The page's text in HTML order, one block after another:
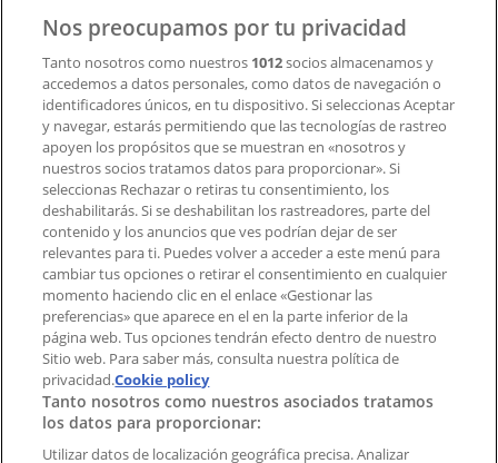
Contacto comercial y de marketing
Tienda mal colocada en el mapa
Notificar un folleto
¿Encontraste un problema en la web o en la
aplicación?
Índices
Marcas
Marcas locales
Negocios
Negocios cercanos
Productos
Productos locales
Nos preocupamos por tu privacidad
Tanto nosotros como nuestros 1012socios almacenamos y
accedemos a datos personales, como datos de navegación o
identificadores únicos, en tu dispositivo. Si seleccionas Aceptar
y navegar, estarás permitiendo que las tecnologías de rastreo
apoyen los propósitos que se muestran en «nosotros y
nuestros socios tratamos datos para proporcionar». Si
seleccionas Rechazar o retiras tu consentimiento, los
deshabilitarás. Si se deshabilitan los rastreadores, parte del
contenido y los anuncios que ves podrían dejar de ser
relevantes para ti. Puedes volver a acceder a este menú para
cambiar tus opciones o retirar el consentimiento en cualquier
momento haciendo clic en el enlace «Gestionar las
preferencias» que aparece en el en la parte inferior de la
página web. Tus opciones tendrán efecto dentro de nuestro
Sitio web. Para saber más, consulta nuestra política de
privacidad.Cookie policy
Tanto nosotros como nuestros asociados tratamos
los datos para proporcionar:
Utilizar datos de localización geográfica precisa. Analizar